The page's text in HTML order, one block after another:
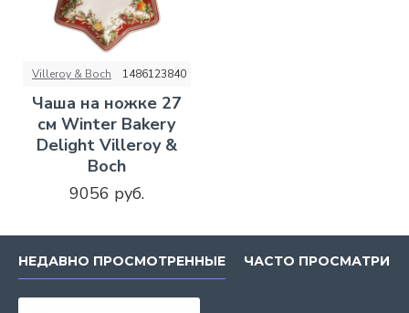
Villeroy & Boch 1486123840
Чаша на ножке 27
см Winter Bakery
Delight Villeroy &
Boch
9056 руб.
НЕДАВНО ПРОСМОТРЕННЫЕ ЧАСТО